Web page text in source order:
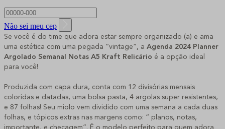
Não sei meu cep
Se você é do time que adora estar sempre organizado (a) e ama
uma estética com uma pegada “vintage”, a Agenda 2024 Planner
Argolado Semanal Notas A5 Kraft Relicário é a opção ideal
para você!
Produzida com capa dura, conta com 12 divisórias mensais
coloridas e datadas, uma bolsa pasta, 4 argolas super resistentes,
e 87 folhas! Seu miolo vem dividido com uma semana a cada duas
folhas, e tópicos extras nas margens como: “ planos, notas,
importante, e checagem”. É o modelo perfeito para quem adora